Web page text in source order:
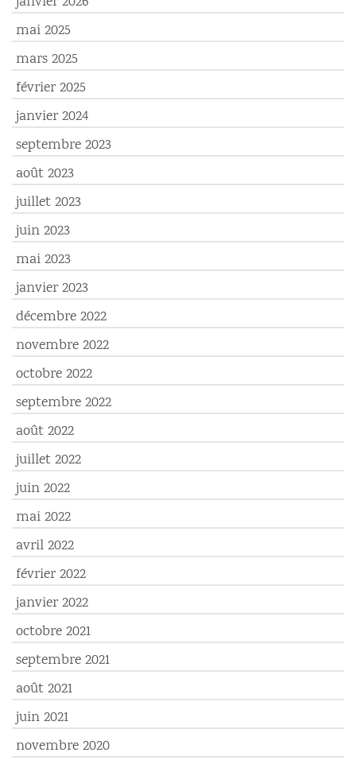
mai 2025
mars 2025
février 2025
janvier 2024
septembre 2023
août 2023
juillet 2023
juin 2023
mai 2023
janvier 2023
décembre 2022
novembre 2022
octobre 2022
septembre 2022
août 2022
juillet 2022
juin 2022
mai 2022
avril 2022
février 2022
janvier 2022
octobre 2021
septembre 2021
août 2021
juin 2021
novembre 2020